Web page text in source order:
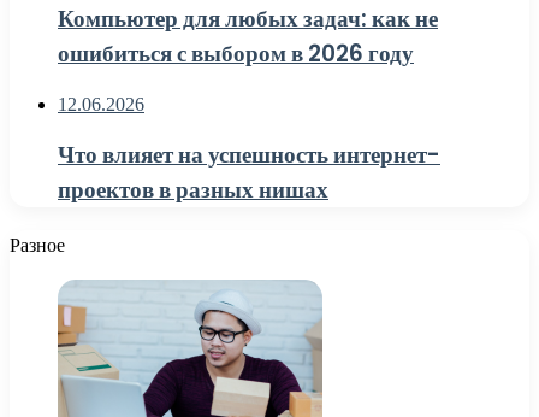
Компьютер для любых задач: как не
ошибиться с выбором в 2026 году
12.06.2026
Что влияет на успешность интернет-
проектов в разных нишах
Разное